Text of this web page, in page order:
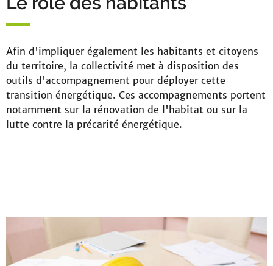
Afin d'impliquer également les habitants et citoyens
du territoire, la collectivité met à disposition des
outils d'accompagnement pour déployer cette
transition énergétique. Ces accompagnements portent
notamment sur la rénovation de l'habitat ou sur la
lutte contre la précarité énergétique.